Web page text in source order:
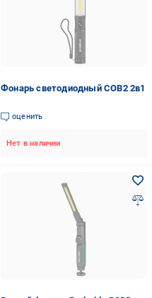
Фонарь светодиодный COB2 2в1
оценить
Нет в наличии